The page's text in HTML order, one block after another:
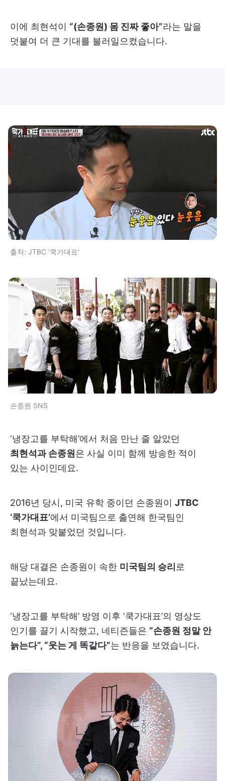
이에 최현석이 “(손종원) 몸 진짜 좋아”라는 말을
덧붙여 더 큰 기대를 불러일으켰습니다.
출처: JTBC '쿡가대표'
손종원 SNS
‘냉장고를 부탁해’에서 처음 만난 줄 알았던
최현석과 손종원은 사실 이미 함께 방송한 적이
있는 사이인데요.
2016년 당시, 미국 유학 중이던 손종원이 JTBC
‘쿡가대표’에서 미국팀으로 출연해 한국팀인
최현석과 맞붙었던 것입니다.
해당 대결은 손종원이 속한 미국팀의 승리 로
끝났는데요.
‘냉장고를 부탁해’ 방영 이후 ‘쿡가대표’의 영상도
인기를 끌기 시작했고, 네티즌들은 “손종원 정말 안
늙는다”, “웃는 게 똑같다”는 반응을 보였습니다.